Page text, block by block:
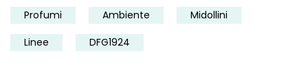
Profumi Ambiente
Midollini
Linee
DFG1924